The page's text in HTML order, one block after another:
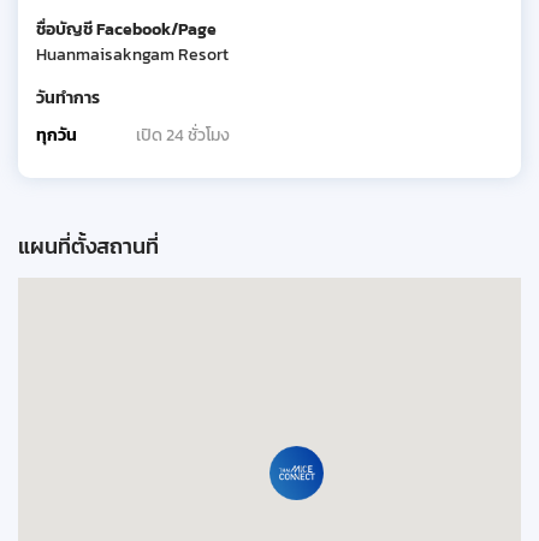
ชื่อบัญชี Facebook/Page
Huanmaisakngam Resort
วันทำการ
ทุกวัน
เปิด 24 ชั่วโมง
แผนที่ตั้งสถานที่